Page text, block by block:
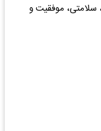
سلامتی، موفقیت و